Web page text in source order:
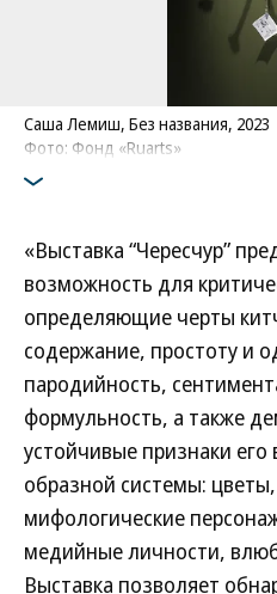
Саша Лемиш, Без названия, 2023
Фото: Фонд «Ruarts»
«Выставка “Чересчур”
возможность для
определяющие черты
содержание, простоту и
пародийность,
формульность, а также
устойчивые признаки его
образной системы:
мифологические
медийные личности,
Выставка позволяет